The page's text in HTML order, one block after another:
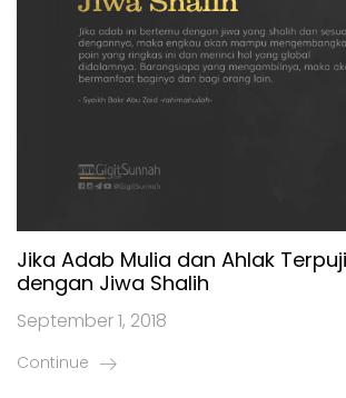
Jika Adab Mulia dan Ahlak
dengan Jiwa Shalih
September 1, 2018
Continue